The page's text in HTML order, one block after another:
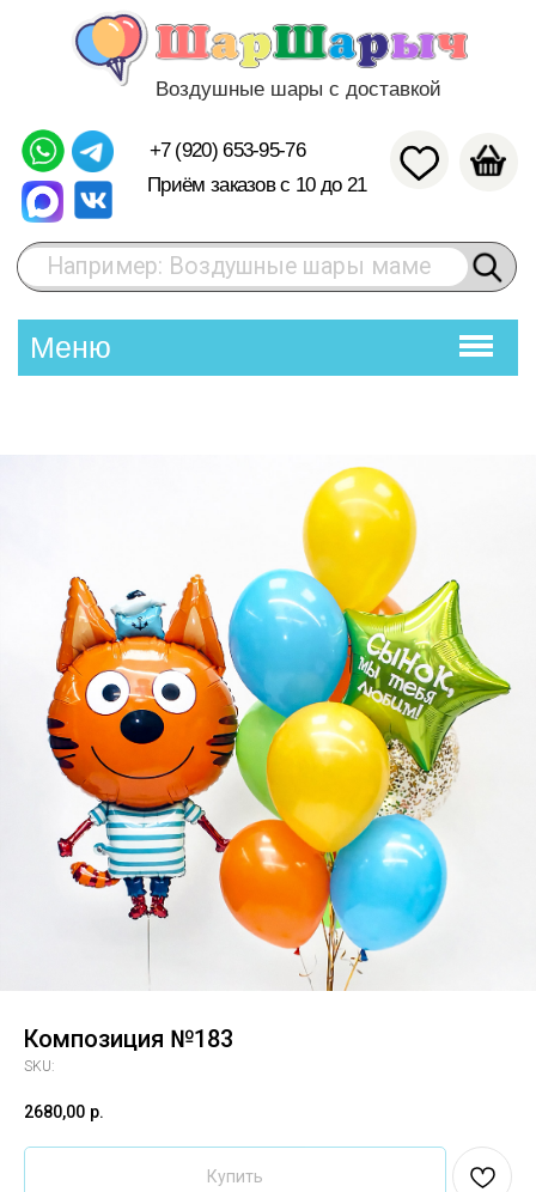
Воздушные шары с доставкой
Приём заказов с 10 до 21
Меню
Например: Воздушные шары маме
Композиция №183
SKU:
2680,00 р.
Купить